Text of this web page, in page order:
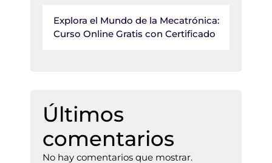
Explora el Mundo de la Mecatrónica:
Curso Online Gratis con Certificado
Últimos
comentarios
No hay comentarios que mostrar.